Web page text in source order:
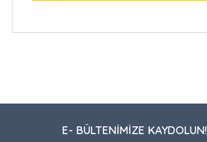
E- BÜLTENİMİZE KAYDOLUN!